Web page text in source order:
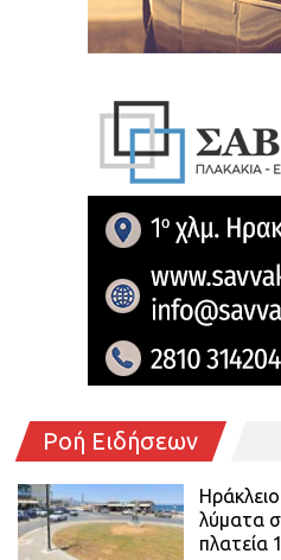
Ροή Ειδήσεων
λύματα
πλατεία